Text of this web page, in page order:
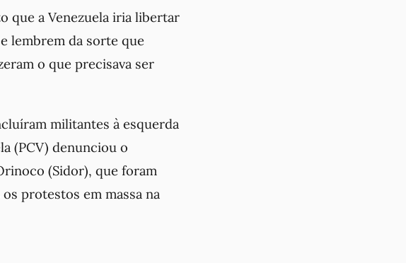
que a Venezuela iria libertar
lembrem da sorte que
o que precisava ser
militantes à esquerda
(PCV) denunciou o
(Sidor), que foram
protestos em massa na